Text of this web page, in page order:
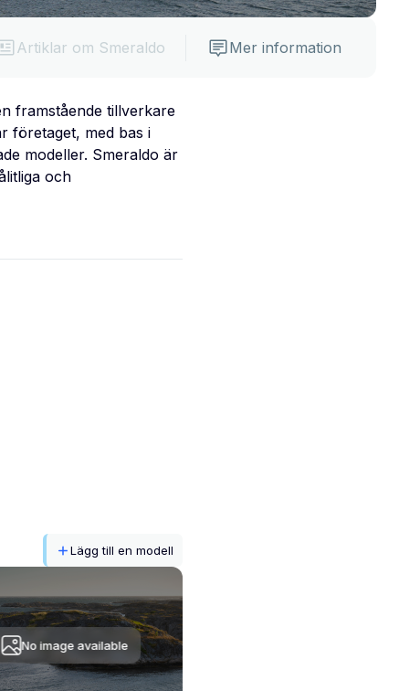
Artiklar om Smeraldo Mer information
framstående tillverkare
företaget, med bas i
modeller. Smeraldo är
och
Lägg till en modell
No image available